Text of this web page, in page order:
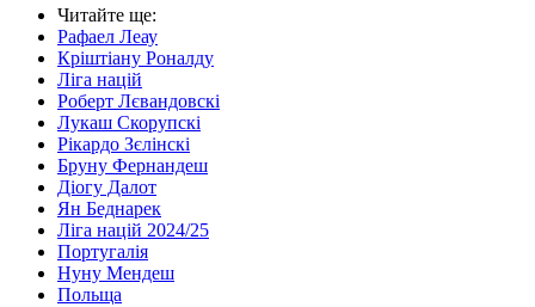
Читайте ще:
Рафаел Леау
Кріштіану Роналду
Ліга націй
Роберт Лєвандовскі
Лукаш Скорупскі
Рікардо Зєлінскі
Бруну Фернандеш
Діогу Далот
Ян Беднарек
Ліга націй 2024/25
Португалія
Нуну Мендеш
Польща